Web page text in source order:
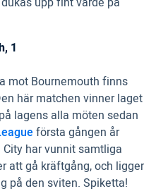
1
mot Bournemouth finns
här matchen vinner laget
lagens alla möten sedan
första gången år
har vunnit samtliga
att gå kräftgång, och ligger
på den sviten. Spiketta!